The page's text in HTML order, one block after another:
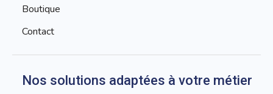
Boutique
Contact
Nos solutions adaptées à votre métier